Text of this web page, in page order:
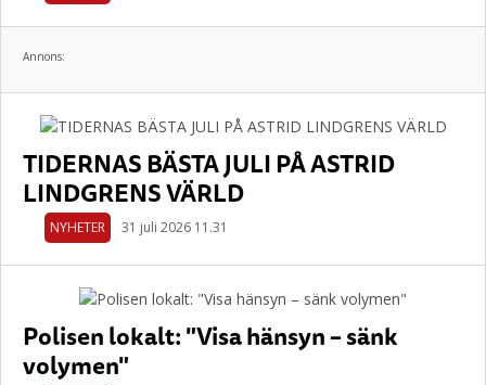
Annons:
TIDERNAS BÄSTA JULI PÅ ASTRID
LINDGRENS VÄRLD
NYHETER 31 juli 2026 11.31
Polisen lokalt: "Visa hänsyn – sänk
volymen"